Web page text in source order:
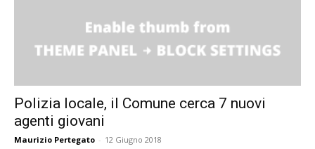
Polizia locale, il Comune cerca 7 nuovi
agenti giovani
Maurizio Pertegato - 12 Giugno 2018